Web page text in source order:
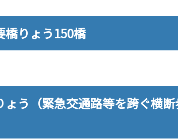
橋りょう150橋
う（緊急交通路等を跨ぐ横